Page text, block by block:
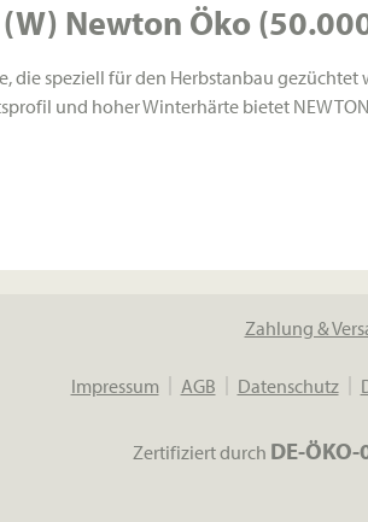
Newton Öko
die speziell für den Herbstanbau
und hoher Winterhärte bietet
Zahlung &
Impressum AGB Datenschutz
Zertifiziert durch DE-